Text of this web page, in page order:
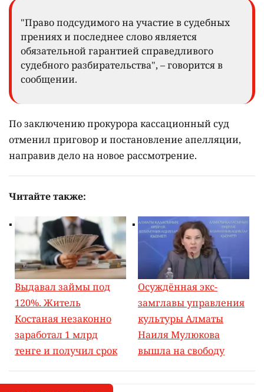
"Право подсудимого на участие в судебных
прениях и последнее слово является
обязательной гарантией справедливого
судебного разбирательства", – говорится в
сообщении.
По заключению прокурора кассационный суд
отменил приговор и постановление апелляции,
направив дело на новое рассмотрение.
Читайте также:
Выдавал займы под
120%. Житель
Костаная незаконно
заработал 1 млрд
тенге и получил срок
Осуждённая экс-
замглавы управления
культуры Алматы
Наиля Мулюкова
вышла на свободу